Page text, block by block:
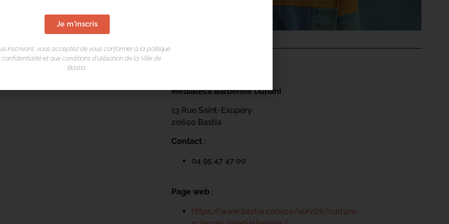
Mediateca Barberine Duriani
13 Rue Saint-Exupéry
20600 Bastia
Contact :
04 95 47 47 00
Page web :
https://www.bastia.corsica/servizii/culture-
Je m'inscris
inscrivant, vous acceptez de vous conformer à la politique
confidentialité et aux conditions d’utilisation de la Ville de
Bastia.